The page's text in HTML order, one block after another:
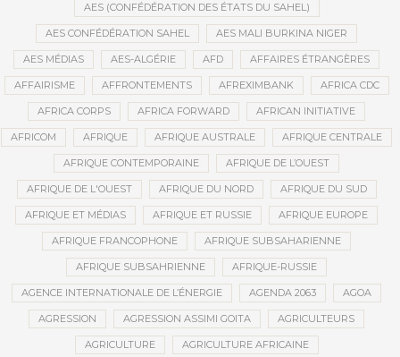
AES (CONFÉDÉRATION DES ÉTATS DU SAHEL)
AES CONFÉDÉRATION SAHEL AES MALI BURKINA NIGER
AES MÉDIAS AES-ALGÉRIE AFD AFFAIRES ÉTRANGÈRES
AFFAIRISME AFFRONTEMENTS AFREXIMBANK AFRICA CDC
AFRICA CORPS AFRICA FORWARD AFRICAN INITIATIVE
AFRICOM AFRIQUE AFRIQUE AUSTRALE AFRIQUE CENTRALE
AFRIQUE CONTEMPORAINE AFRIQUE DE L’OUEST
AFRIQUE DE L'OUEST AFRIQUE DU NORD AFRIQUE DU SUD
AFRIQUE ET MÉDIAS AFRIQUE ET RUSSIE AFRIQUE EUROPE
AFRIQUE FRANCOPHONE AFRIQUE SUBSAHARIENNE
AFRIQUE SUBSAHRIENNE AFRIQUE-RUSSIE
AGENCE INTERNATIONALE DE L’ÉNERGIE AGENDA 2063 AGOA
AGRESSION AGRESSION ASSIMI GOITA AGRICULTEURS
AGRICULTURE AGRICULTURE AFRICAINE